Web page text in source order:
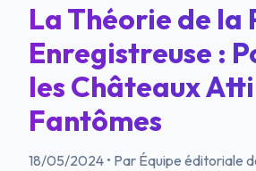
La Théorie de la
Enregistreuse :
les Châteaux
Fantômes
18/05/2024 • Par Équipe éditoriale